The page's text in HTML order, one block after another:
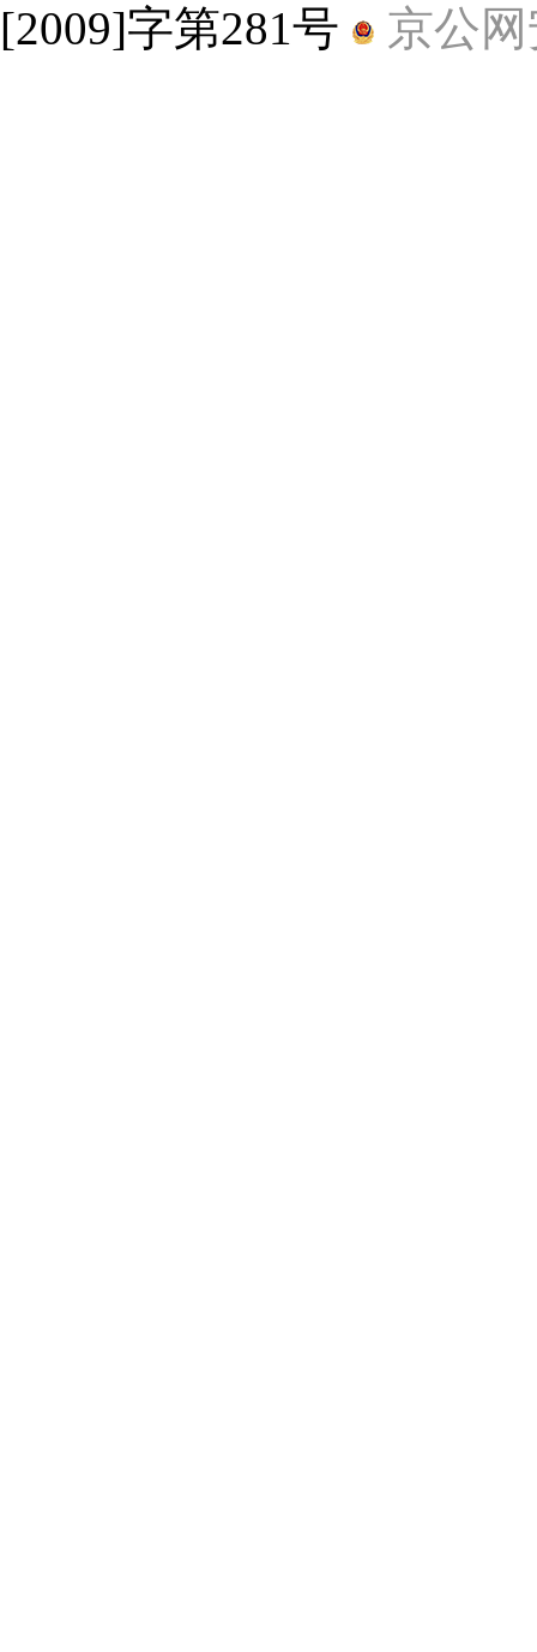
[2009]字第281号
京公网